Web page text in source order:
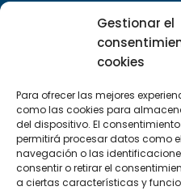
Gestionar el
cookies
Para ofrecer las mejores
como las cookies para
del dispositivo. El
permitirá procesar datos como
navegación o las
consentir o retirar el
a ciertas características y
Subscribe to